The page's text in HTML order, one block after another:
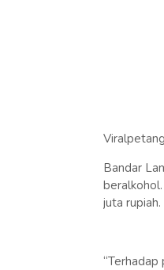
Bandar
juta rupiah.